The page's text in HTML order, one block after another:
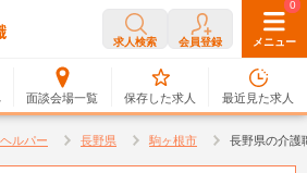
求人検索 会員登録 メニュー
面談会場一覧
0
保存した求人
0
最近見た求人
ルパー 長野県 駒ヶ根市 長野県の介護